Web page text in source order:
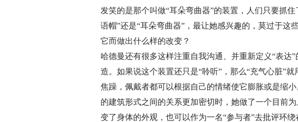
发笑的是那个叫做“耳朵弯曲器”的装置，人们只要抓
语帽”还是“耳朵弯曲器”，最让她感兴趣的，莫过于这
它而做出什么样的改变？
哈德曼还有很多这样注重自我沟通、并重新定义“表达
造。如果说这个装置还只是“聆听”，那么“充气心脏”
焦躁，佩戴者都可以根据自己的情绪使它膨胀或是缩
的建筑形式之间的关系更加密切时，她做了一个目前
变了身体的外观，也可以作为一名“参与者”去批评环